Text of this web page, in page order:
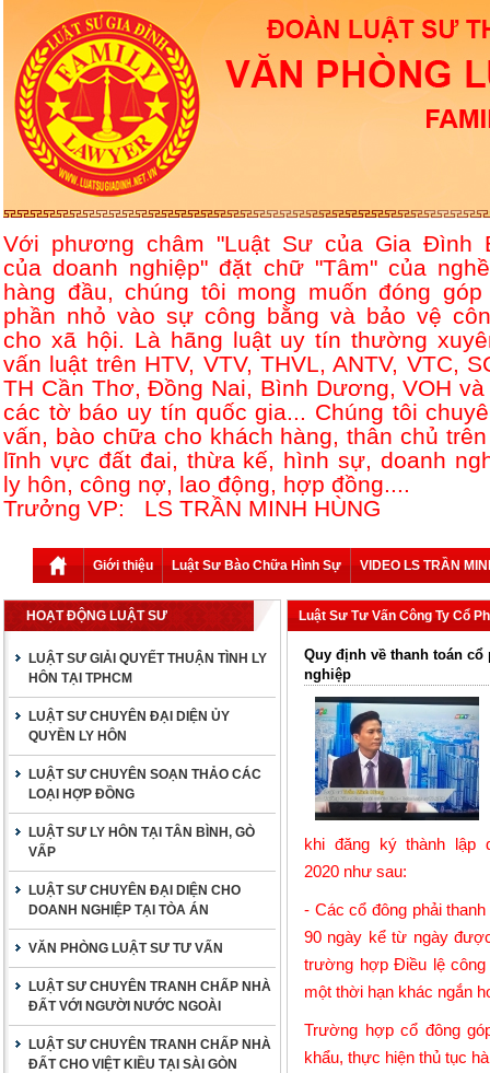
Với phương châm "Luật Sư của Gia Đình
của doanh nghiệp" đặt chữ "Tâm" của
hàng đầu, chúng tôi mong muốn đóng góp
phần nhỏ vào sự công bằng và bảo vệ
cho xã hội. Là hãng luật uy tín thường
vấn luật trên HTV, VTV, THVL, ANTV, VTC,
TH Cần Thơ, Đồng Nai, Bình Dương, VOH và
các tờ báo uy tín quốc gia... Chúng tôi
vấn, bào chữa cho khách hàng, thân chủ
lĩnh vực đất đai, thừa kế, hình sự, doanh
ly hôn, công nợ, lao động, hợp đồng....
Trưởng VP: LS TRẦN MINH HÙNG
Giới thiệu Luật Sư Bào Chữa Hình Sự VIDEO LS TRẦN
HOẠT ĐỘNG LUẬT SƯ
LUẬT SƯ GIẢI QUYẾT THUẬN TÌNH LY
HÔN TẠI TPHCM
LUẬT SƯ CHUYÊN ĐẠI DIỆN ỦY
QUYỀN LY HÔN
LUẬT SƯ CHUYÊN SOẠN THẢO CÁC
LOẠI HỢP ĐỒNG
LUẬT SƯ LY HÔN TẠI TÂN BÌNH, GÒ
VẤP
LUẬT SƯ CHUYÊN ĐẠI DIỆN CHO
DOANH NGHIỆP TẠI TÒA ÁN
VĂN PHÒNG LUẬT SƯ TƯ VẤN
LUẬT SƯ CHUYÊN TRANH CHẤP NHÀ
ĐẤT VỚI NGƯỜI NƯỚC NGOÀI
LUẬT SƯ CHUYÊN TRANH CHẤP NHÀ
ĐẤT CHO VIỆT KIỀU TẠI SÀI GÒN
Luật Sư Tư Vấn Công Ty Cổ
Quy định về thanh toán
nghiệp
khi đăng ký thành lập
2020 như sau:
- Các cổ đông phải
90 ngày kể từ ngày
trường hợp Điều lệ công
một thời hạn khác ngắn
Trường hợp cổ đông
khẩu, thực hiện thủ tục